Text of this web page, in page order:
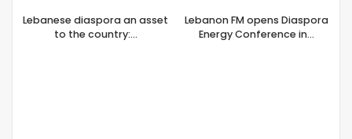
Lebanese diaspora an asset
to the country:…
Lebanon FM opens Diaspora
Energy Conference in…